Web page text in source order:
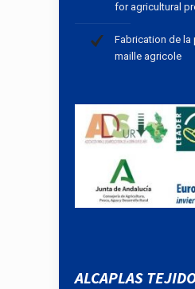
for agricultural
Fabrication de
maille agricole
ALCAPLAS